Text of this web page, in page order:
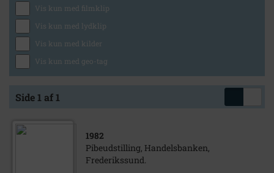
Vis kun med filmklip
Vis kun med lydklip
Vis kun med kilder
Vis kun med geo-tag
Side 1 af 1
1982
Pibeudstilling, Handelsbanken,
Frederikssund.